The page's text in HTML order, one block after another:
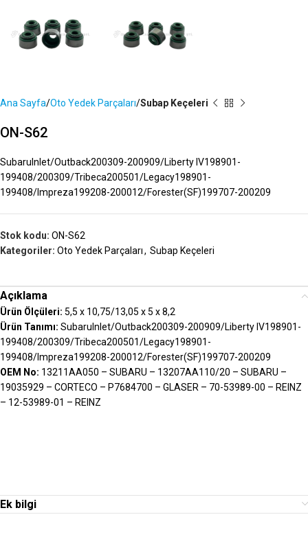
Ana Sayfa Oto Yedek Parçaları Subap Keçeleri
ON-S62
SubaruInlet/Outback200309-200909/Liberty IV198901-
199408/200309/Tribeca200501/Legacy198901-
199408/Impreza199208-200012/Forester(SF)199707-200209
Stok kodu: ON-S62
Kategoriler: Oto Yedek Parçaları, Subap Keçeleri
Açıklama
Ürün Ölçüleri: 5,5 x 10,75/13,05 x 5 x 8,2
Ürün Tanımı: SubaruInlet/Outback200309-200909/Liberty IV198901-
199408/200309/Tribeca200501/Legacy198901-
199408/Impreza199208-200012/Forester(SF)199707-200209
OEM No: 13211AA050 – SUBARU – 13207AA110/20 – SUBARU –
19035929 – CORTECO – P7684700 – GLASER – 70-53989-00 – REINZ
– 12-53989-01 – REINZ
Ek bilgi